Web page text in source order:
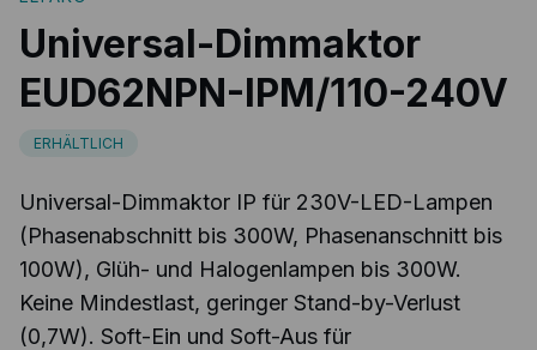
Universal-Dimmaktor
EUD62NPN-IPM/110-240V
ERHÄLTLICH
Universal-Dimmaktor IP für 230V-LED-Lampen
(Phasenabschnitt bis 300W, Phasenanschnitt bis
100W), Glüh- und Halogenlampen bis 300W.
Keine Mindestlast, geringer Stand-by-Verlust
(0,7W). Soft-Ein und Soft-Aus für